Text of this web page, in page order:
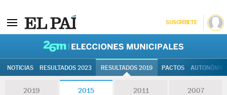
SUSCRÍBETE
NOTICIAS RESULTADOS 2023 RESULTADOS 2019 PACTOS
2019 2015 2011 2007